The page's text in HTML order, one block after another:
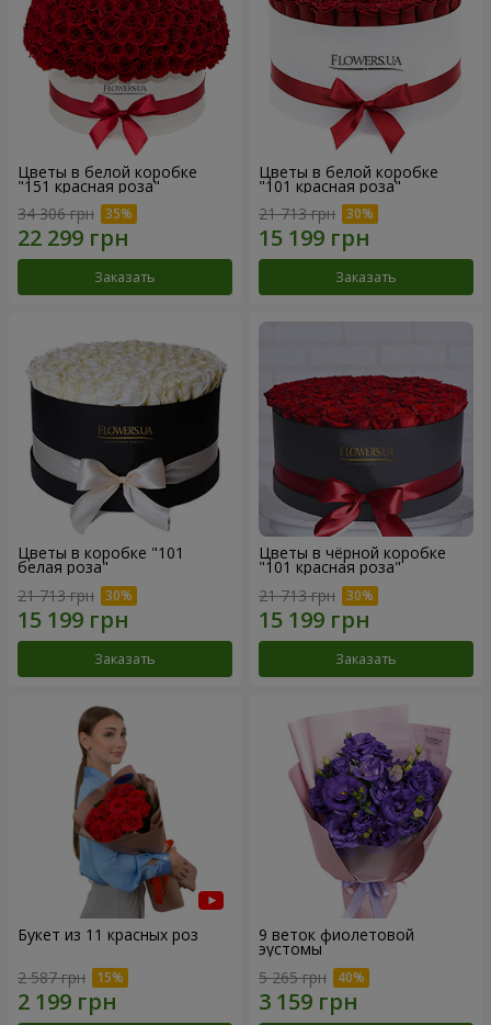
Цветы в белой коробке
"151 красная роза"
34 306 грн
Заказать
Цветы в белой коробке
"101 красная роза"
21 713 грн
Заказать
Цветы в коробке "101
белая роза"
21 713 грн
Заказать
Цветы в чёрной коробке
"101 красная роза"
21 713 грн
Заказать
Букет из 11 красных роз
2 587 грн
9 веток фиолетовой
эустомы
5 265 грн